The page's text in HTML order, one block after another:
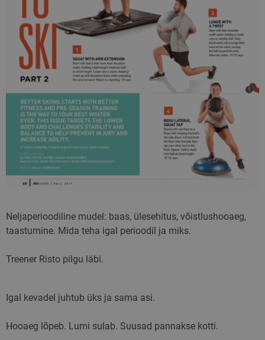
Neljaperioodiline mudel: baas, ülesehitus, võistlushooaeg,
taastumine. Mida teha igal perioodil ja miks.
Treener Risto pilgu läbi.
Igal kevadel juhtub üks ja sama asi.
Hooaeg lõpeb. Lumi sulab. Suusad pannakse kotti.